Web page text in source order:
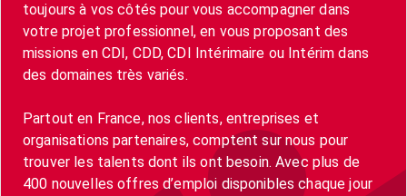
toujours à vos côtés pour vous accompagner dans
votre projet professionnel, en vous proposant des
missions en CDI, CDD, CDI Intérimaire ou Intérim dans
des domaines très variés.
Partout en France, nos clients, entreprises et
organisations partenaires, comptent sur nous pour
trouver les talents dont ils ont besoin. Avec plus de
400 nouvelles offres d’emploi disponibles chaque jour